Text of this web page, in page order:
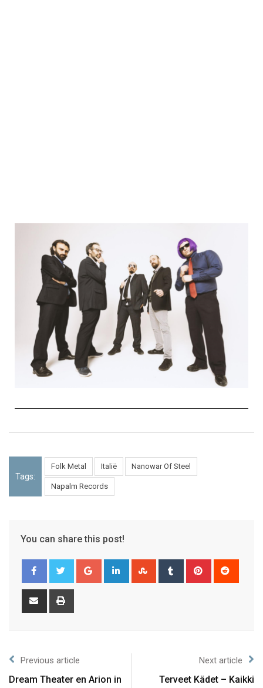
Tags:
Folk Metal Italië Nanowar Of Steel
Napalm Records
You can share this post!
Previous article
Dream Theater en Arion in
Next article
Terveet Kädet – Kaikki